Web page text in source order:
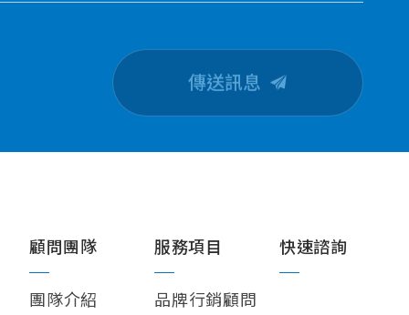
傳送訊息
顧問團隊
團隊介紹
服務項目
品牌行銷顧問
快速諮詢